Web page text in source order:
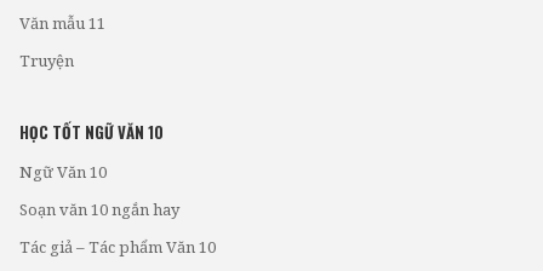
Văn mẫu 11
Truyện
HỌC TỐT NGỮ VĂN 10
Ngữ Văn 10
Soạn văn 10 ngắn hay
Tác giả – Tác phẩm Văn 10